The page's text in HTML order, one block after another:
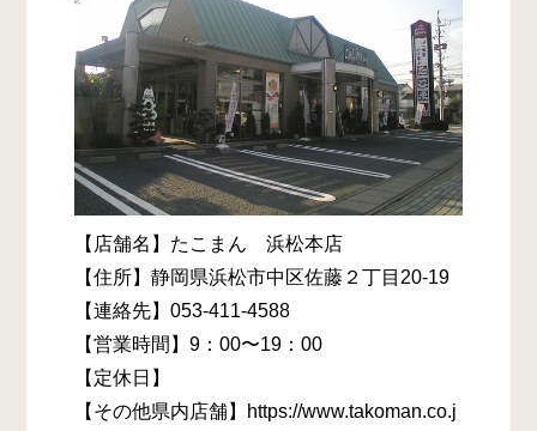
【店舗名】たこまん 浜松本店
【住所】静岡県浜松市中区佐藤２丁目20-19
【連絡先】053-411-4588
【営業時間】9：00〜19：00
【定休日】
【その他県内店舗】https://www.takoman.co.j